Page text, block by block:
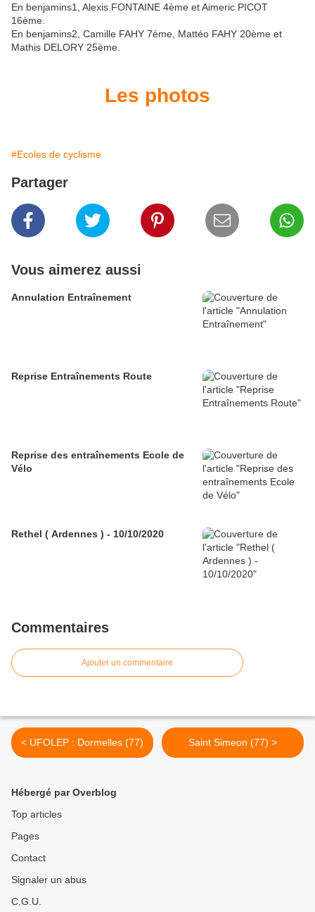
En benjamins1, Alexis FONTAINE 4ème et Aimeric PICOT
16ème.
En benjamins2, Camille FAHY 7ème, Mattéo FAHY 20ème et
Mathis DELORY 25ème.
Les photos
#Ecoles de cyclisme
Partager
Vous aimerez aussi
Annulation Entraînement
Reprise Entraînements Route
Reprise des entraînements Ecole de
Vélo
Rethel ( Ardennes ) - 10/10/2020
Commentaires
Ajouter un commentaire
< UFOLEP : Dormelles (77) Saint Simeon (77) >
Hébergé par Overblog
Top articles
Pages
Contact
Signaler un abus
C.G.U.